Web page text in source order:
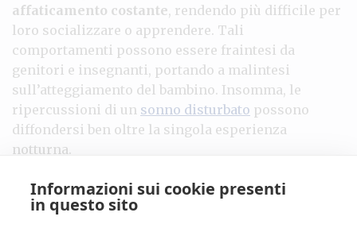
affaticamento costante, rendendo più difficile per
loro socializzare o apprendere. Tali
comportamenti possono essere fraintesi da
genitori e insegnanti, portando a malintesi
sull’atteggiamento del bambino. Insomma, le
ripercussioni di un sonno disturbato possono
diffondersi ben oltre la singola esperienza
notturna.
In sintesi, è importante essere vigili rispetto ai
segnali che il tuo bambino potrebbe lanciare.
Informazioni sui cookie presenti
in questo sito